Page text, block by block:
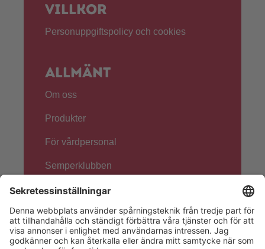
Villkor
Personuppgiftspolicy och cookies
Allmänt
Om oss
Produkter
För vårdpersonal
Semperklubben
Följ oss!